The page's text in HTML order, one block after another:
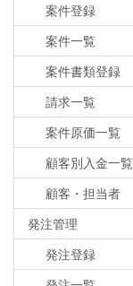
案件登録
案件一覧
案件書類登録
請求一覧
案件原価一覧
顧客別入金一覧
顧客・担当者
発注管理
発注登録